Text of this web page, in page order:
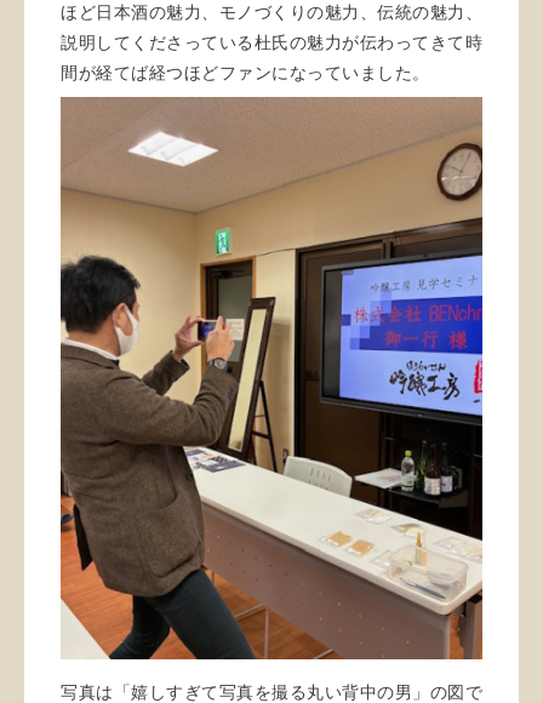
ほど日本酒の魅力、モノづくりの魅力、伝統の魅力、
説明してくださっている杜氏の魅力が伝わってきて時
間が経てば経つほどファンになっていました。
写真は「嬉しすぎて写真を撮る丸い背中の男」の図で